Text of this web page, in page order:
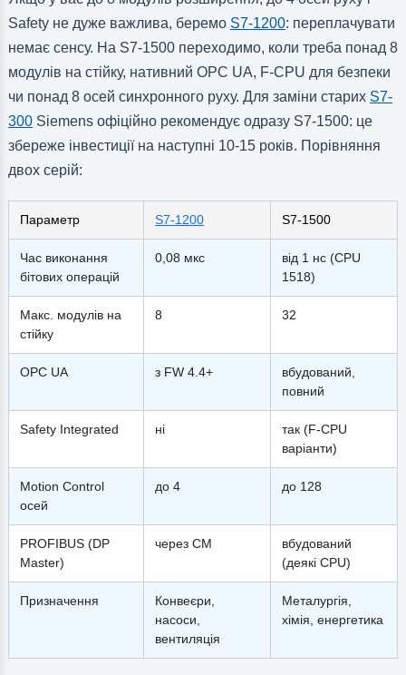
Safety не дуже важлива, беремо S7-1200: переплачувати
немає сенсу. На S7-1500 переходимо, коли треба понад 8
модулів на стійку, нативний OPC UA, F-CPU для безпеки
чи понад 8 осей синхронного руху. Для заміни старих S7-
300Siemens офіційно рекомендує одразу S7-1500: це
збереже інвестиції на наступні 10-15 років. Порівняння
двох серій:
Параметр S7-1200 S7-1500
Час виконання
бітових операцій
0,08 мкс
від 1 нс (CPU
1518)
Макс. модулів на
стійку
8 32
OPC UA з FW 4.4+
вбудований,
повний
Safety Integrated ні
так (F-CPU
варіанти)
Motion Control
осей
до 4 до 128
PROFIBUS (DP
Master)
через CM
вбудований
(деякі CPU)
Призначення
Конвеєри,
насоси,
вентиляція
Металургія,
хімія, енергетика